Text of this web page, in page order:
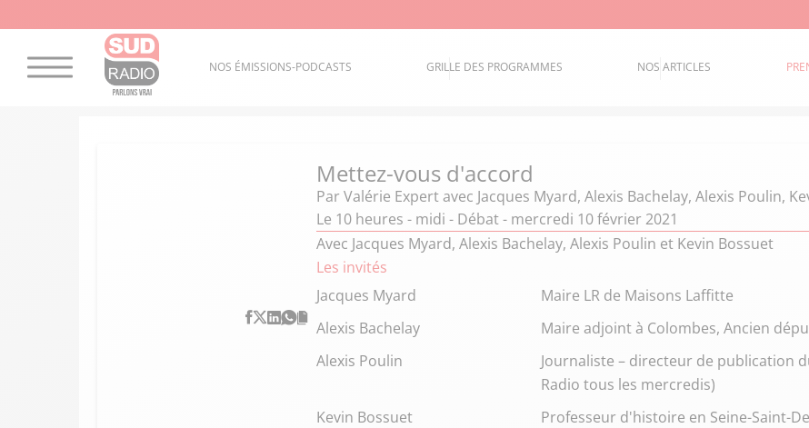
NOS ÉMISSIONS-PODCASTS GRILLE DES PROGRAMMES NOS ARTICLES
Mettez-vous d'accord
Par Valérie Expertavec Jacques Myard, Alexis Bachelay, Alexis Poulin,
Le 10 heures - midi - Débat - mercredi 10 février 2021
Avec Jacques Myard, Alexis Bachelay, Alexis Poulin et Kevin Bossuet
Les invités
Jacques Myard
Maire LR de Maisons Laffitte
Alexis Bachelay
Maire adjoint à Colombes, Ancien
Alexis Poulin
Journaliste – directeur de publication
Radio tous les mercredis)
Kevin Bossuet
Professeur d'histoire en Seine-Saint-